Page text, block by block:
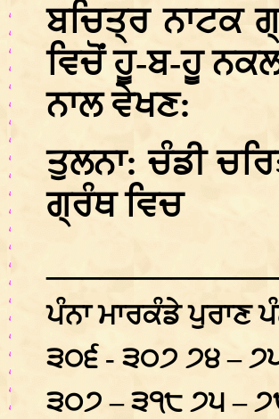
ਬਚਿਤ੍ਰ ਨਾਟਕ
ਵਿਚੋਂ ਹੂ-ਬ-ਹੂ
ਨਾਲ ਵੇਖਣ:
ਤੁਲਨਾ: ਚੰਡੀ
ਗ੍ਰੰਥ ਵਿਚ
ਪੰਨਾ ਮਾਰਕੰਡੇ ਪੁਰਾਣ
੩੦੬ - ੩੦੭ ੭੪ –
੩੦੭ – ੩੧੮ ੭੫